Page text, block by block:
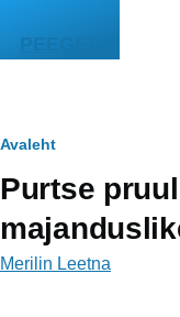
PEEGEL
Leivapuru
Avaleht
Purtse
Merilin Leetna